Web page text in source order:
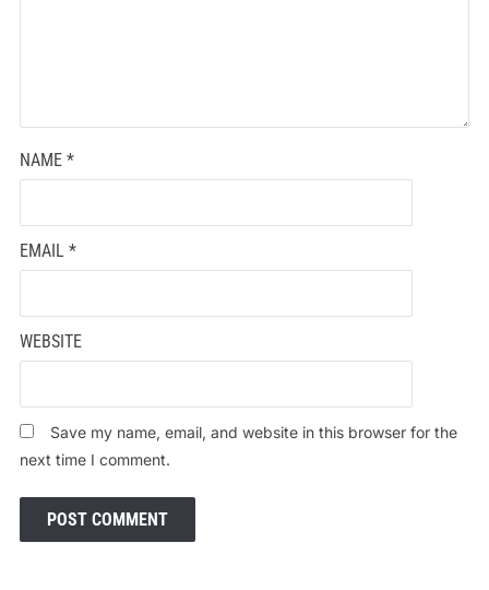
NAME *
EMAIL *
WEBSITE
Save my name, email, and website in this browser for the
next time I comment.